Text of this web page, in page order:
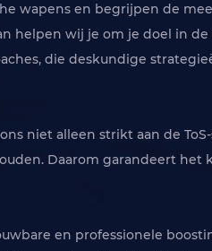
wapens en begrijpen de
helpen wij je om je doel in
die deskundige
niet alleen strikt aan de
Daarom garandeert het
en professionele